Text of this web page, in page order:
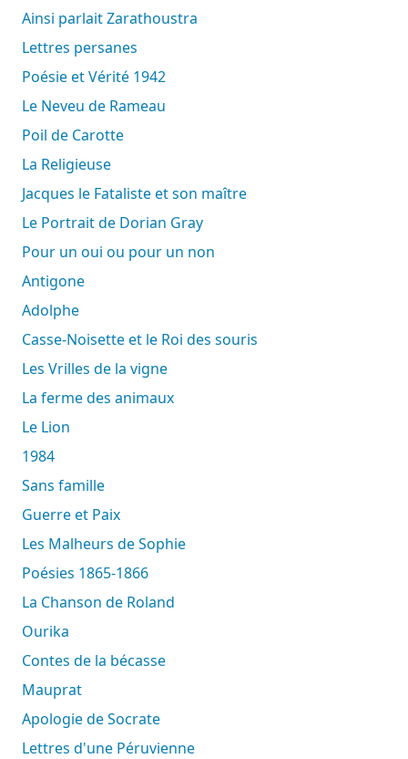
Ainsi parlait Zarathoustra
Lettres persanes
Poésie et Vérité 1942
Le Neveu de Rameau
Poil de Carotte
La Religieuse
Jacques le Fataliste et son maître
Le Portrait de Dorian Gray
Pour un oui ou pour un non
Antigone
Adolphe
Casse-Noisette et le Roi des souris
Les Vrilles de la vigne
La ferme des animaux
Le Lion
1984
Sans famille
Guerre et Paix
Les Malheurs de Sophie
Poésies 1865-1866
La Chanson de Roland
Ourika
Contes de la bécasse
Mauprat
Apologie de Socrate
Lettres d'une Péruvienne